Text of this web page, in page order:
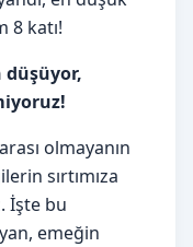
8 katı!
düşüyor,
olmayanın
sırtımıza
İşte bu
emeğin